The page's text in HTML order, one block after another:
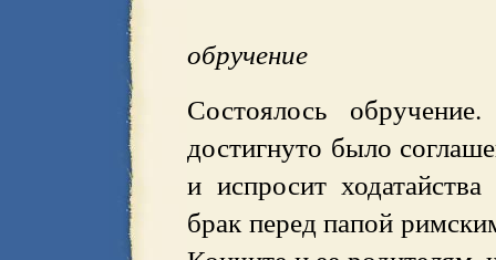
обручение
Состоялось
достигнуто было
и испросит
брак перед папой